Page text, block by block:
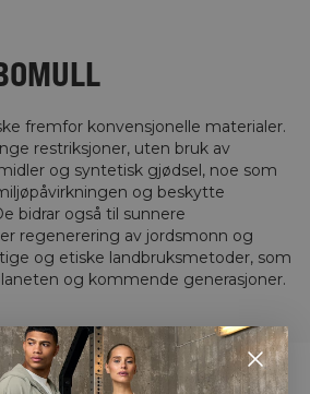
fremfor konvensjonelle materialer.
restriksjoner, uten bruk av
og syntetisk gjødsel, noe som
og beskytte
bidrar også til sunnere
regenerering av jordsmonn og
og etiske landbruksmetoder, som
og kommende generasjoner.
STYLE WITH